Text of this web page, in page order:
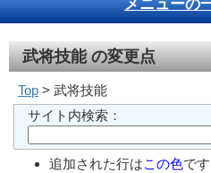
メニューの
武将技能の変更点
Top > 武将技能
サイト内検索：
追加された行はこの色です